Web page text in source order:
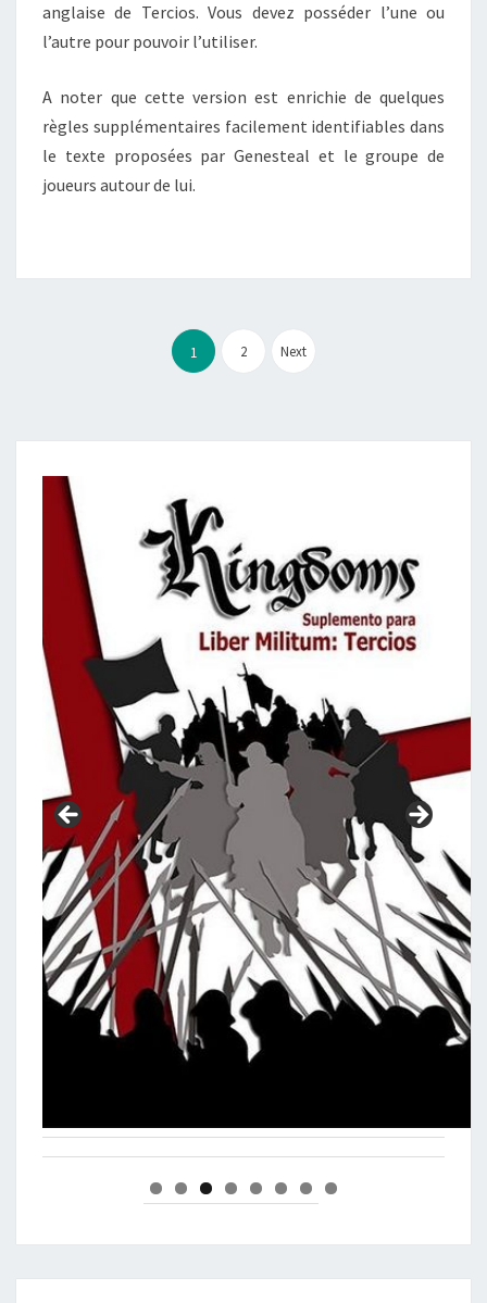
anglaise de Tercios. Vous devez posséder l’une ou
l’autre pour pouvoir l’utiliser.
A noter que cette version est enrichie de quelques
règles supplémentaires facilement identifiables dans
le texte proposées par Genesteal et le groupe de
joueurs autour de lui.
des
1 2 Next